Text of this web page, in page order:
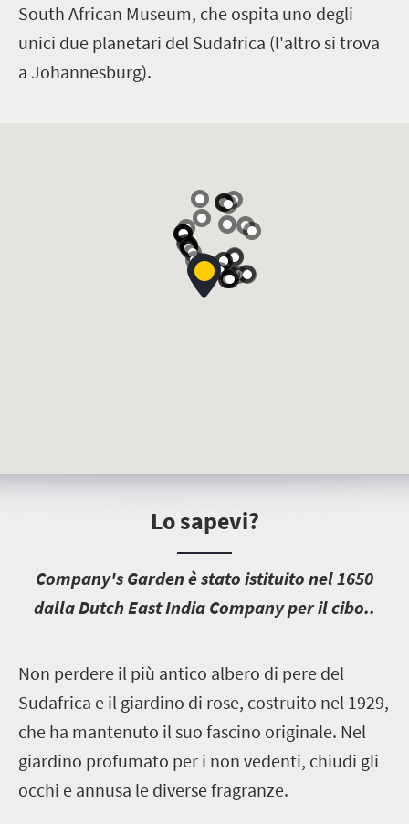
South African Museum, che ospita uno degli
unici due planetari del Sudafrica (l'altro si trova
a Johannesburg).
Lo sapevi?
Company's Garden è stato istituito nel 1650
dalla Dutch East India Company per il cibo..
Non perdere il più antico albero di pere del
Sudafrica e il giardino di rose, costruito nel 1929,
che ha mantenuto il suo fascino originale. Nel
giardino profumato per i non vedenti, chiudi gli
occhi e annusa le diverse fragranze.